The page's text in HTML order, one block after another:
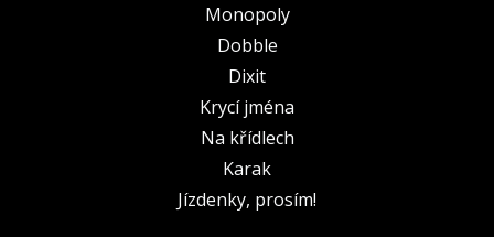
Monopoly
Dobble
Dixit
Krycí jména
Na křídlech
Karak
Jízdenky, prosím!